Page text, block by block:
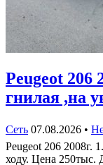
Peugeot 206
гнилая ,на
Сеть 07.08.2026 •
Peugeot 206 2008г.
ходу. Цена 250тыс.